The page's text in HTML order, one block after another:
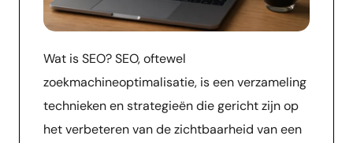
Wat is SEO? SEO, oftewel
zoekmachineoptimalisatie, is een verzameling
technieken en strategieën die gericht zijn op
het verbeteren van de zichtbaarheid van een